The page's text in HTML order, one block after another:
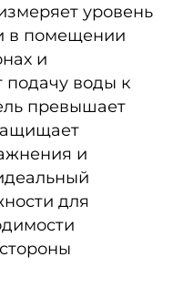
уровень
в помещении
и
подачу воды к
превышает
и
для